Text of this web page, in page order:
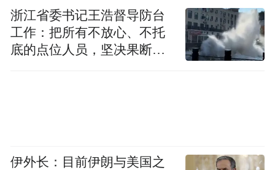
浙江省委书记王浩督导防台
工作：把所有不放心、不托
底的点位人员，坚决果断转
伊外长：目前伊朗与美国之